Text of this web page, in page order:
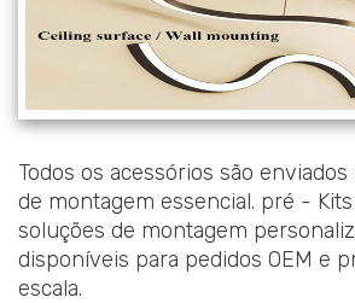
Todos os acessórios são
de montagem essencial. pré -
soluções de montagem
disponíveis para pedidos OEM e
escala.